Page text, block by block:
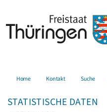
Home Kontakt Suche
STATISTISCHE DATEN